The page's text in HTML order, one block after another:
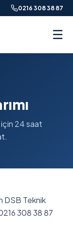
0216 308 38 87
☰
için 24 saat
DSB Teknik
308 38 87